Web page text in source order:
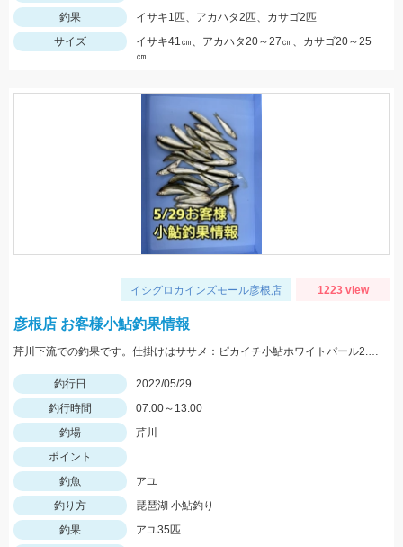
釣果
イサキ1匹、アカハタ2匹、カサゴ2匹
サイズ
イサキ41㎝、アカハタ20～27㎝、カサゴ20～25
㎝
イシグロカインズモール彦根店 1223 view
彦根店 お客様小鮎釣果情報
芹川下流での釣果です。仕掛けはササメ：ピカイチ小鮎ホワイトパール2.5号がオススメです！
釣行日
2022/05/29
釣行時間
07:00～13:00
釣場
芹川
ポイント
釣魚
アユ
釣り方
琵琶湖 小鮎釣り
釣果
アユ35匹